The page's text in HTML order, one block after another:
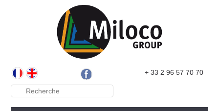
+ 33 2 96 57 70 70